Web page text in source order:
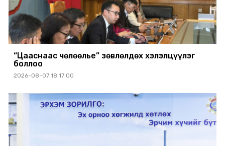
“Цааснаас чөлөөлье” зөвлөлдөх хэлэлцүүлэг
боллоо
2026-08-07 18:17:00